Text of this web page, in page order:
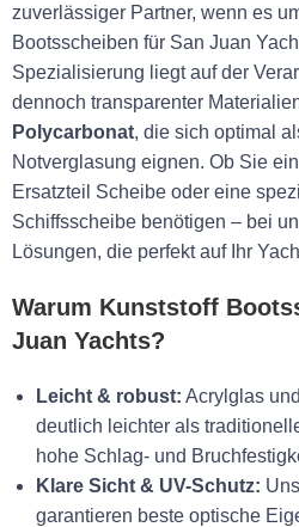
zuverlässiger Partner, wenn es
Bootsscheiben für San Juan
Spezialisierung liegt auf der
dennoch transparenter
Polycarbonat, die sich optimal
Notverglasung eignen. Ob Sie
Ersatzteil Scheibe oder eine
Schiffsscheibe benötigen – bei
Lösungen, die perfekt auf Ihr
Warum Kunststoff
Juan Yachts?
Leicht & robust: Acrylglas
deutlich leichter als
hohe Schlag- und
Klare Sicht & UV-Schutz:
garantieren beste optische